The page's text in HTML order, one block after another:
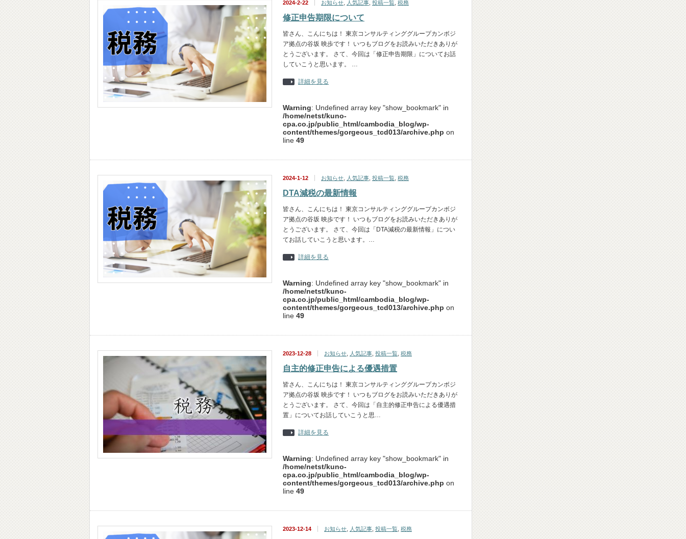
2024-2-22 お知らせ 人気記事 投稿一覧 税務
修正申告期限について
皆さん、こんにちは！ 東京コンサルティンググループカンボジ
ア拠点の谷坂 映歩です！ いつもブログをお読みいただきありが
とうございます。 さて、今回は「修正申告期限」についてお話
していこうと思います。 …
詳細を見る
Warning: Undefined array key "show_bookmark" in
/home/netst/kuno-
cpa.co.jp/public_html/cambodia_blog/wp-
content/themes/gorgeous_tcd013/archive.php on
line 49
2024-1-12 お知らせ 人気記事 投稿一覧 税務
DTA減税の最新情報
皆さん、こんにちは！ 東京コンサルティンググループカンボジ
ア拠点の谷坂 映歩です！ いつもブログをお読みいただきありが
とうございます。 さて、今回は「DTA減税の最新情報」につい
てお話していこうと思います。…
詳細を見る
Warning: Undefined array key "show_bookmark" in
/home/netst/kuno-
cpa.co.jp/public_html/cambodia_blog/wp-
content/themes/gorgeous_tcd013/archive.php on
line 49
2023-12-28 お知らせ 人気記事 投稿一覧 税務
自主的修正申告による優遇措置
皆さん、こんにちは！ 東京コンサルティンググループカンボジ
ア拠点の谷坂 映歩です！ いつもブログをお読みいただきありが
とうございます。 さて、今回は「自主的修正申告による優遇措
置」についてお話していこうと思…
詳細を見る
Warning: Undefined array key "show_bookmark" in
/home/netst/kuno-
cpa.co.jp/public_html/cambodia_blog/wp-
content/themes/gorgeous_tcd013/archive.php on
line 49
2023-12-14 お知らせ 人気記事 投稿一覧 税務